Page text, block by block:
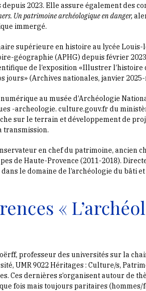
2023. Elle assure également des
Un patrimoine archéologique en danger,
immergé.
supérieure en histoire au lycée
géographie (APHG) depuis février
de l’exposition «Illustrer l’histoire
jours» (Archives nationales, janvier 2025-
au musée d’Archéologie
-archeologie. culture.gouv.fr du
sur le terrain et développement de
transmission.
en chef du patrimoine, ancien
de Haute-Provence (2011-2018).
le domaine de l’archéologie du bâti
«
professeur des universités sur la
UMR 9022 Héritages : Culture/s,
Ces dernières s’organisent autour de
fois mais toujours paritaires (hommes/